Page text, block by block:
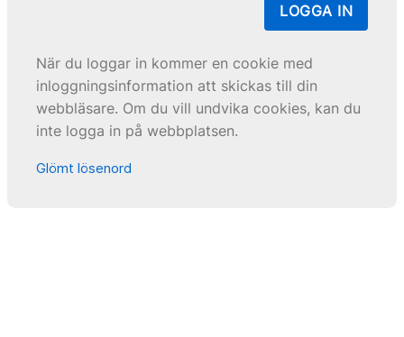
LOGGA IN
När du loggar in kommer en cookie med
inloggningsinformation att skickas till din
webbläsare. Om du vill undvika cookies, kan du
inte logga in på webbplatsen.
Glömt lösenord